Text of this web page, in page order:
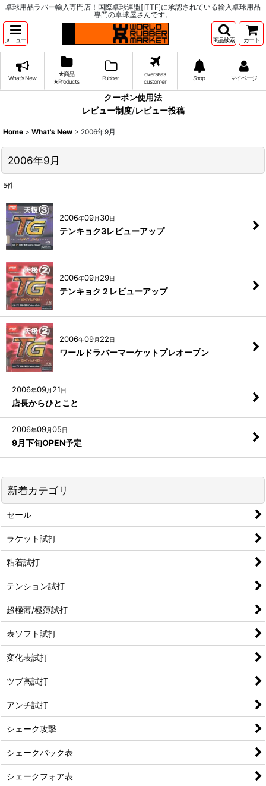
卓球用品ラバー輸入専門店！国際卓球連盟[ITTF]に承認されている輸入卓球用品
専門の卓球屋さんです。
メニュー 商品検索 カート
What's New
★商品
★Products
Rubber
overseas
customer
Shop マイページ
クーポン使用法
レビュー制度/レビュー投稿
Home > What's New > 2006年9月
2006年9月
5件
2006年09月 30日
テンキョク3レビューアップ
2006年09月 29日
テンキョク２レビューアップ
2006年09月 22日
ワールドラバーマーケットプレオープン
2006年09月 21日
店長からひとこと
2006年09月05日
9月下旬OPEN予定
新着カテゴリ
セール
ラケット試打
粘着試打
テンション試打
超極薄/極薄試打
表ソフト試打
変化表試打
ツブ高試打
アンチ試打
シェーク攻撃
シェークバック表
シェークフォア表